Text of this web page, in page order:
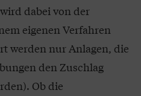
dabei von der
eigenen Verfahren
werden nur Anlagen, die
den Zuschlag
Ob die